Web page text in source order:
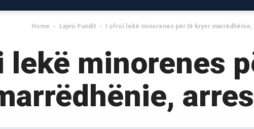
Home Lajmi-Fundit I ofroi lekë minorenes për të kryer
lekë minorenes